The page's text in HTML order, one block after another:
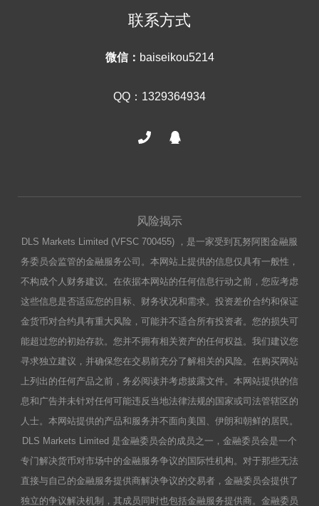
联系方式
微信： baiseikou5214
QQ：1329364934
风险揭示
DLS Markets Limited (VFSC 700455) ，是一家受到瓦努阿图金融服
务委员会监管的金融服务公司。本网站上提供的信息仅具有一般性，
不构成个人财务建议。在依据本网站的任何信息行动之前，您应考虑
这些信息是否适应您的目标、财务状况和需求。投资差价合约和保证
金货币对合约具有重大风险，可能并不适合所有投资者。您的损失可
能超过您的初始存款。您并不拥有相关资产的任何权益。我们建议您
寻求独立建议，并确保您在交易前充分了解相关的风险。在购买网站
上列出的任何产品之前，务必阅读并考虑披露文件。本网站提供的信
息和广告并未针对任何可能违反当地法律法规的国家或司法管辖区的
人士。本网站提供的产品和服务并不面向美国、伊朗和朝鲜的居民。
DLS Markets Limited 是金融委员会的成员之一，金融委员会是一个
专门解决货币对市场中的金融服务争议的国际性机构。对于那些无法
直接与自己的金融服务提供商解决争议的交易者，金融委员会提供了
独立的争议解决机制，其成员同时也包括金融服务提供商。金融委员